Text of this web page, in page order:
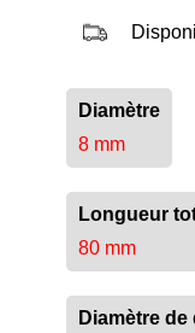
Diamètre
8 mm
Longueur
80 mm
Diamètre de